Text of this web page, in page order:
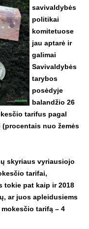
savivaldybės
politikai
komitetuose
jau aptarė ir
galimai
Savivaldybės
tarybos
posėdyje
balandžio 26
tarifus pagal
nuo žemės
skyriaus vyriausiojo
tarifai,
tokie pat kaip ir 2018
ar juos apleidusiems
tarifą – 4